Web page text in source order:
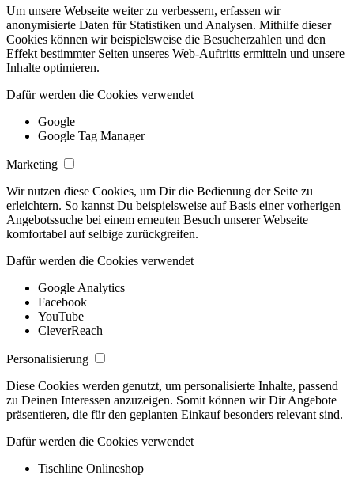
Um unsere Webseite weiter zu verbessern, erfassen wir
anonymisierte Daten für Statistiken und Analysen. Mithilfe dieser
Cookies können wir beispielsweise die Besucherzahlen und den
Effekt bestimmter Seiten unseres Web-Auftritts ermitteln und unsere
Inhalte optimieren.
Dafür werden die Cookies verwendet
Google
Google Tag Manager
Marketing
Wir nutzen diese Cookies, um Dir die Bedienung der Seite zu
erleichtern. So kannst Du beispielsweise auf Basis einer vorherigen
Angebotssuche bei einem erneuten Besuch unserer Webseite
komfortabel auf selbige zurückgreifen.
Dafür werden die Cookies verwendet
Google Analytics
Facebook
YouTube
CleverReach
Personalisierung
Diese Cookies werden genutzt, um personalisierte Inhalte, passend
zu Deinen Interessen anzuzeigen. Somit können wir Dir Angebote
präsentieren, die für den geplanten Einkauf besonders relevant sind.
Dafür werden die Cookies verwendet
Tischline Onlineshop